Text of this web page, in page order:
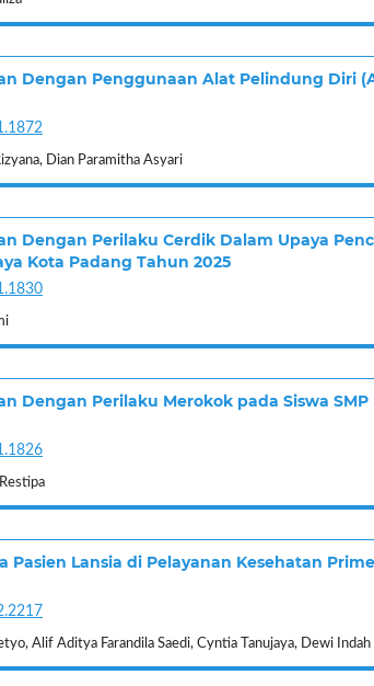
Dengan Penggunaan Alat Pelindung Diri
Dian Paramitha Asyari
Dengan Perilaku Cerdik Dalam Upaya
Kota Padang Tahun 2025
Dengan Perilaku Merokok pada Siswa SMP
Pasien Lansia di Pelayanan Kesehatan
Alif Aditya Farandila Saedi, Cyntia Tanujaya, Dewi